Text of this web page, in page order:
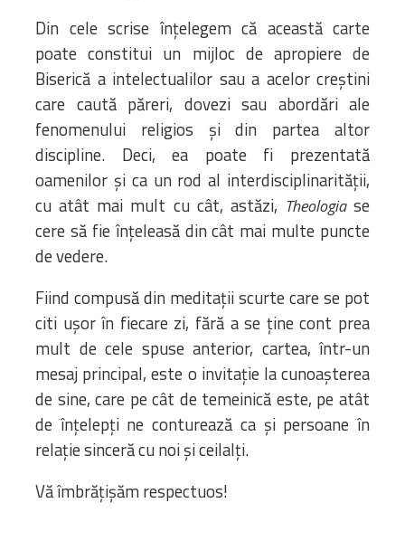
Din cele scrise înțelegem că această carte
poate constitui un mijloc de apropiere de
Biserică a intelectualilor sau a acelor creștini
care caută păreri, dovezi sau abordări ale
fenomenului religios și din partea altor
discipline. Deci, ea poate fi prezentată
oamenilor și ca un rod al interdisciplinarității,
cu atât mai mult cu cât, astăzi, Theologiase
cere să fie înțeleasă din cât mai multe puncte
de vedere.
Fiind compusă din meditații scurte care se pot
citi ușor în fiecare zi, fără a se ține cont prea
mult de cele spuse anterior, cartea, într-un
mesaj principal, este o invitație la cunoașterea
de sine, care pe cât de temeinică este, pe atât
de înțelepți ne conturează ca și persoane în
relație sinceră cu noi și ceilalți.
Vă îmbrățișăm respectuos!